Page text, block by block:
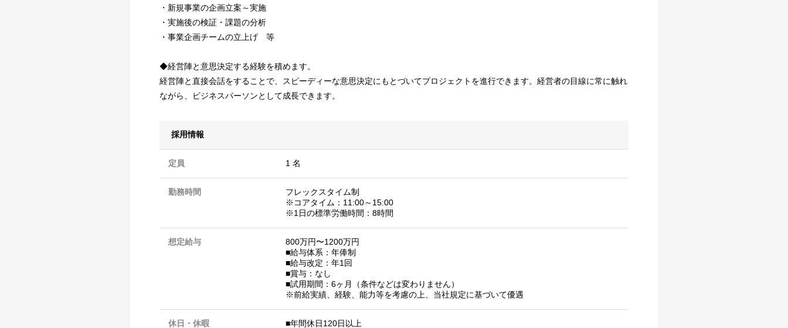
・新規事業の企画立案～実施
・実施後の検証・課題の分析
・事業企画チームの立上げ 等
◆経営陣と意思決定する経験を積めます。
経営陣と直接会話をすることで、スピーディーな意思決定にもとづいてプロジェクトを進行できます。経営者の目線に常に触れ
ながら、ビジネスパーソンとして成長できます。
採用情報
定員 1 名
勤務時間
フレックスタイム制
※コアタイム：11:00～15:00
※1日の標準労働時間：8時間
想定給与
800万円〜1200万円
■給与体系：年俸制
■給与改定：年1回
■賞与：なし
■試用期間：6ヶ月（条件などは変わりません）
※前給実績、経験、能力等を考慮の上、当社規定に基づいて優遇
休日・休暇 ■年間休日120日以上